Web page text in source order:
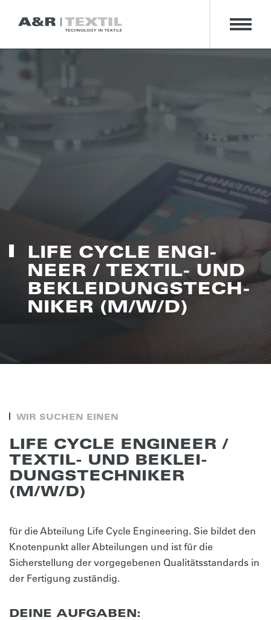
LIFE CYCLE ENGI­
NEER / TEXTIL- UND
BEKLEI­DUNGS­TECH­
NI­KER (M/W/D)
WIR SUCHEN EINEN
LIFE CYCLE ENGI­NEER /
TEXTIL- UND BEKLEI­
DUNGS­TECH­NI­KER
(M/W/D)
für die Abteilung Life Cycle Engineering. Sie bildet den
Knotenpunkt aller Abteilungen und ist für die
Sicherstellung der vorgegebenen Qualitätsstandards in
der Fertigung zuständig.
DEINE AUFGABEN: